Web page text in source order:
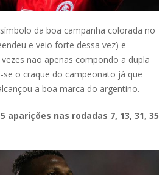
da boa campanha colorada no
e veio forte dessa vez) e
não apenas compondo a dupla
o craque do campeonato já que
a boa marca do argentino.
aparições nas rodadas 7, 13, 31, 35